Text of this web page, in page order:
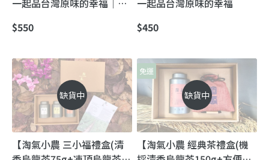
一起品台灣原味的幸福｜自
$550
一起品台灣原味的幸福
$450
缺貨中
【淘氣小農 三小福禮盒(清
缺貨中
免運
【淘氣小農 經典茶禮盒(機